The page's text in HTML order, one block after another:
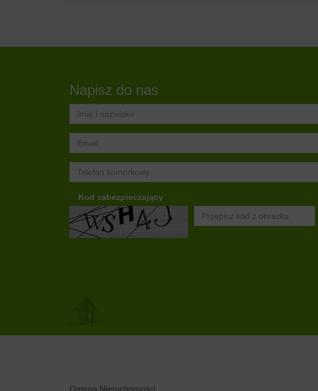
Napisz do nas
Kod zabezpieczający
Omega Nieruchomości